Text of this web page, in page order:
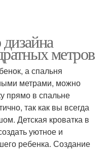
метров
а спальня
метрами, можно
прямо в спальне
так как вы всегда
Детская кроватка в
уютное и
ребенка. Создание